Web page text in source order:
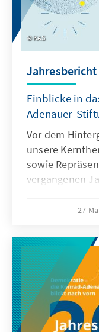
KAS
Jahresbericht
Einblicke in
Adenauer-
Vor dem
unsere
sowie
vergangenen
notwendige
schärfen und
vermitteln.
27